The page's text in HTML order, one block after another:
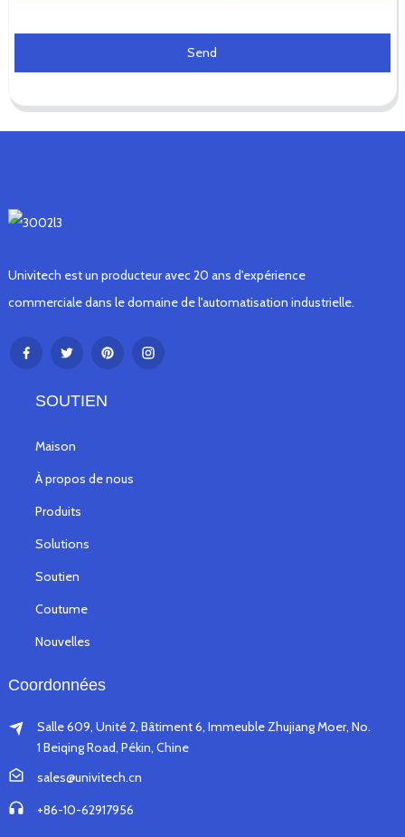
Send
Univitech est un producteur avec 20 ans d'expérience
commerciale dans le domaine de l'automatisation industrielle.
SOUTIEN
Maison
À propos de nous
Produits
Solutions
Soutien
Coutume
Nouvelles
Coordonnées
Salle 609, Unité 2, Bâtiment 6, Immeuble Zhujiang Moer, No.
1 Beiqing Road, Pékin, Chine
sales@univitech.cn
+86-10-62917956